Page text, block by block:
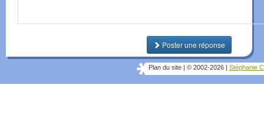
Poster une réponse
Plan du site © 2002-2026 Stéphanie C